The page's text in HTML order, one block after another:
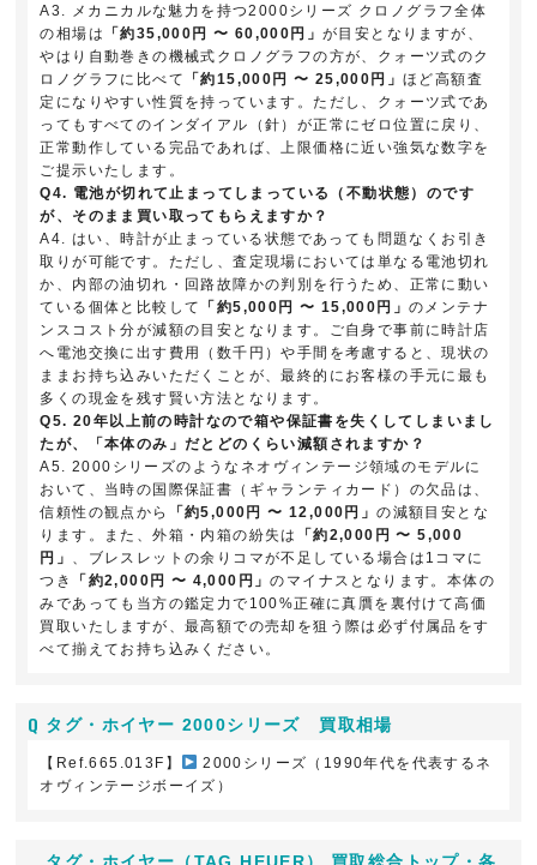
A3. メカニカルな魅力を持つ2000シリーズ クロノグラフ全体
の相場は
「約35,000円 〜 60,000円」が目安となりますが、
やはり自動巻きの機械式クロノグラフの方が、クォーツ式のク
ロノグラフに比べて
「約15,000円 〜 25,000円」ほど高額査
定になりやすい性質を持っています。ただし、クォーツ式であ
ってもすべてのインダイアル（針）が正常にゼロ位置に戻り、
正常動作している完品であれば、上限価格に近い強気な数字を
ご提示いたします。
Q4. 電池が切れて止まってしまっている（不動状態）のです
が、そのまま買い取ってもらえますか？
A4. はい、時計が止まっている状態であっても問題なくお引き
取りが可能です。ただし、査定現場においては単なる電池切れ
か、内部の油切れ・回路故障かの判別を行うため、正常に動い
ている個体と比較して
「約5,000円 〜 15,000円」のメンテナ
ンスコスト分が減額の目安となります。ご自身で事前に時計店
へ電池交換に出す費用（数千円）や手間を考慮すると、現状の
ままお持ち込みいただくことが、最終的にお客様の手元に最も
多くの現金を残す賢い方法となります。
Q5. 20年以上前の時計なので箱や保証書を失くしてしまいまし
たが、「本体のみ」だとどのくらい減額されますか？
A5. 2000シリーズのようなネオヴィンテージ領域のモデルに
おいて、当時の国際保証書（ギャランティカード）の欠品は、
信頼性の観点から
「約5,000円 〜 12,000円」の減額目安とな
ります。また、外箱・内箱の紛失は
「約2,000円 〜 5,000
円」 、ブレスレットの余りコマが不足している場合は1コマに
つき
「約2,000円 〜 4,000円」のマイナスとなります。本体の
みであっても当方の鑑定力で100%正確に真贋を裏付けて高価
買取いたしますが、最高額での売却を狙う際は必ず付属品をす
べて揃えてお持ち込みください。
タグ・ホイヤー 2000シリーズ 買取相場
【Ref.665.013F】
2000シリーズ（1990年代を代表するネ
オヴィンテージボーイズ）